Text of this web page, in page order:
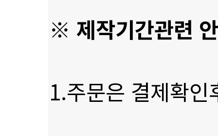
※ 제작기간관련
1.주문은 결제확